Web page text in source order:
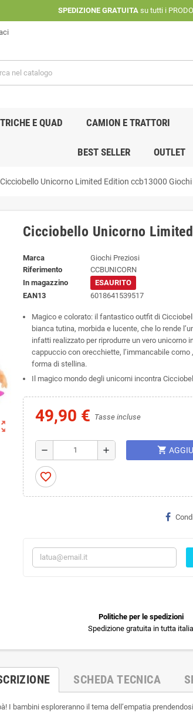
SPEDIZIONE GRATUITAsu tutti i
E QUAD CAMION E TRATTORI
BEST SELLER OUTLET
Cicciobello Unicorno Limited Edition ccb13000
Cicciobello Unicorno
Marca
Giochi Preziosi
Riferimento
CCBUNICORN
In magazzino
ESAURITO
EAN13
6018641539517
Magico e colorato: il fantastico outfit di
bianca tutina, morbida e lucente, che lo rende
infatti realizzato per riprodurre un vero unicorno
cappuccio con orecchiette, l’immancabile corno
forma di stellina.
Il magico mondo degli unicorni incontra
49,90 € Tasse incluse
remove add shopping_cart
favorite_border
Politiche per le spedizioni
Spedizione gratuita in tutta italia
SCHEDA TECNICA
I bambini esploreranno il tema dell’empatia